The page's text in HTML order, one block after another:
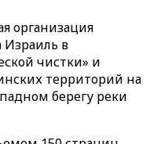
организация
в
чистки» и
территорий на
берегу реки